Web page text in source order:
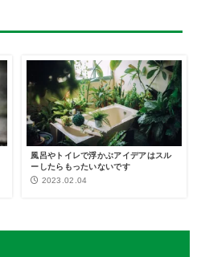
風呂やトイレで浮かぶアイデアはスル
ーしたらもったいないです
2023.02.04